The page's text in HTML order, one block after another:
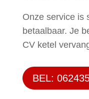
Onze service is
betaalbaar. Je
CV ketel
BEL: